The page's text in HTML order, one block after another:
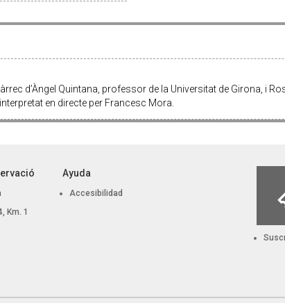
d’Àngel Quintana, professor de la Universitat de Girona, i
en directe per Francesc Mora.
Km. 1
Ayuda
Accesibilidad